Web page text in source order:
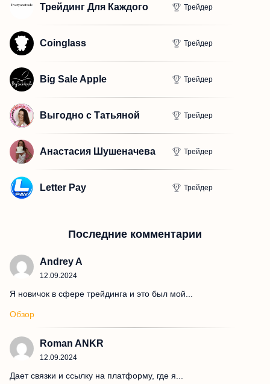
Трейдинг Для Каждого Трейдер
Coinglass Трейдер
Big Sale Apple Трейдер
Выгодно с Татьяной Трейдер
Анастасия Шушеначева Трейдер
Letter Pay Трейдер
Последние комментарии
Andrey A
12.09.2024
Я новичок в сфере трейдинга и это был мой...
Обзор
Roman ANKR
12.09.2024
Дает связки и ссылку на платформу, где я...